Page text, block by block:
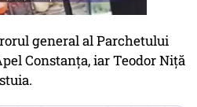
general al Parchetului
Constanţa, iar Teodor Niţă